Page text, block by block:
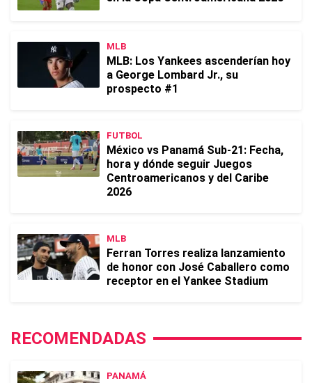
MLB
MLB: Los Yankees ascenderían hoy
a George Lombard Jr., su
prospecto #1
FUTBOL
México vs Panamá Sub-21: Fecha,
hora y dónde seguir Juegos
Centroamericanos y del Caribe
2026
MLB
Ferran Torres realiza lanzamiento
de honor con José Caballero como
receptor en el Yankee Stadium
RECOMENDADAS
PANAMÁ